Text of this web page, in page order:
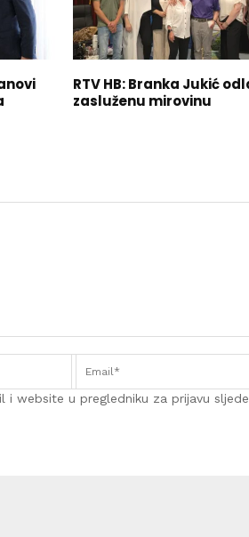
RTV HB: Branka Jukić
zasluženu mirovinu
i website u pregledniku za prijavu